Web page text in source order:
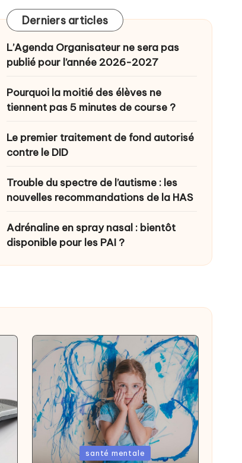
Derniers articles
L’Agenda Organisateur ne sera pas
publié pour l’année 2026-2027
Pourquoi la moitié des élèves ne
tiennent pas 5 minutes de course ?
Le premier traitement de fond autorisé
contre le DID
Trouble du spectre de l’autisme : les
nouvelles recommandations de la HAS
Adrénaline en spray nasal : bientôt
disponible pour les PAI ?
Posted
santé mentale